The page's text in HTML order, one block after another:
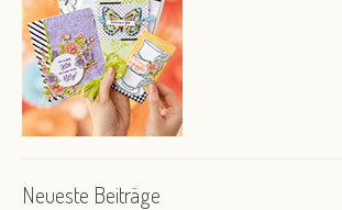
Neueste Beiträge